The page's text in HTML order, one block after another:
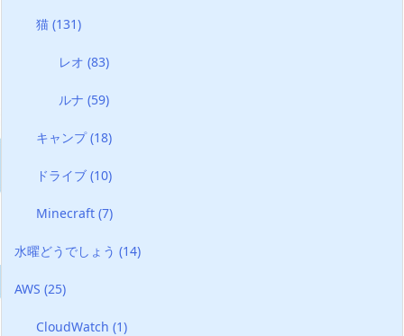
猫(131)
レオ (83)
ルナ (59)
キャンプ(18)
ドライブ(10)
Minecraft(7)
水曜どうでしょう (14)
AWS (25)
CloudWatch(1)